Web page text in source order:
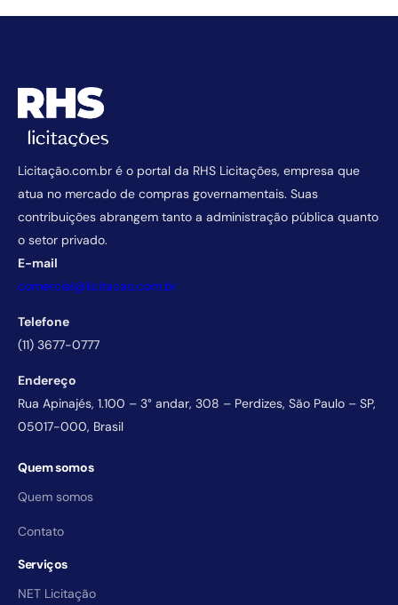
Licitação.com.br é o portal da RHS Licitações, empresa que
atua no mercado de compras governamentais. Suas
contribuições abrangem tanto a administração pública quanto
o setor privado.
E-mail
comercial@licitacao.com.br
Telefone
(11) 3677-0777
Endereço
Rua Apinajés, 1.100 – 3° andar, 308 – Perdizes, São Paulo – SP,
05017-000, Brasil
Quem somos
Quem somos
Contato
Serviços
NET Licitação